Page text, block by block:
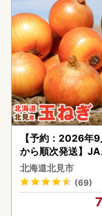
【予約：2026年
から順次発送】
らい産 玉ねぎ Lサ
g ( タマネギ たま
)【210-0003-
北海道北見市
(69)